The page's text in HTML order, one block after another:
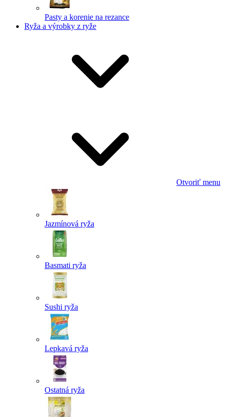
Pasty a korenie na rezance
Ryža a výrobky z ryže
Otvoriť menu
Jazmínová ryža
Basmati ryža
Sushi ryža
Lepkavá ryža
Ostatná ryža